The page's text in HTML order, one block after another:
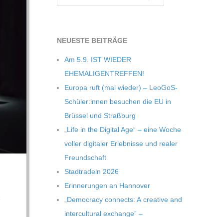
NEU­ESTE BEITRÄGE
Am 5.9. IST WIEDER
EHEMALIGENTREFFEN!
Europa ruft (mal wie­der) – LeoGoS-
Schüler:innen besu­chen die EU in
Brüs­sel und Straßburg
„Life in the Digi­tal Age“ – eine Woche
vol­ler digi­ta­ler Erleb­nisse und rea­ler
Freundschaft
Stadt­ra­deln 2026
Erin­ne­run­gen an Hannover
„Demo­cracy con­nects: A crea­tive and
inter­cul­tu­ral exch­ange” –